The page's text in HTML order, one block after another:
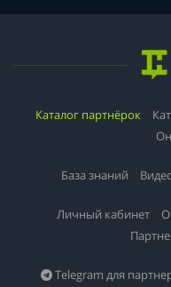
Каталог партнёрок
База знаний
Личный кабинет
Telegram для